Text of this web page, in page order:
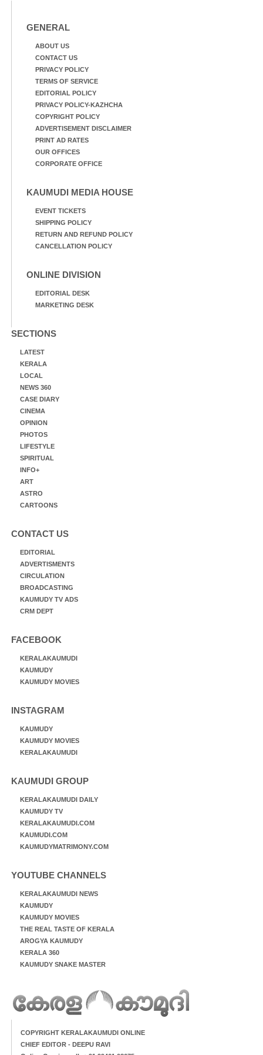
ട്രാക്കിന് കുറുകെ ഓടുന്ന
GENERAL
ABOUT US
CONTACT US
PRIVACY POLICY
TERMS OF SERVICE
EDITORIAL POLICY
PRIVACY POLICY-KAZHCHA
COPYRIGHT POLICY
ADVERTISEMENT DISCLAIMER
PRINT AD RATES
OUR OFFICES
CORPORATE OFFICE
KAUMUDI MEDIA HOUSE
EVENT TICKETS
SHIPPING POLICY
RETURN AND REFUND POLICY
CANCELLATION POLICY
ONLINE DIVISION
EDITORIAL DESK
MARKETING DESK
SECTIONS
LATEST
KERALA
LOCAL
NEWS 360
CASE DIARY
CINEMA
OPINION
PHOTOS
LIFESTYLE
SPIRITUAL
INFO+
ART
ASTRO
CARTOONS
CONTACT US
EDITORIAL
ADVERTISMENTS
CIRCULATION
BROADCASTING
KAUMUDY TV ADS
CRM DEPT
FACEBOOK
KERALAKAUMUDI
KAUMUDY
KAUMUDY MOVIES
INSTAGRAM
KAUMUDY
KAUMUDY MOVIES
KERALAKAUMUDI
KAUMUDI GROUP
KERALAKAUMUDI DAILY
KAUMUDY TV
KERALAKAUMUDI.COM
KAUMUDI.COM
KAUMUDYMATRIMONY.COM
YOUTUBE CHANNELS
KERALAKAUMUDI NEWS
KAUMUDY
KAUMUDY MOVIES
THE REAL TASTE OF KERALA
AROGYA KAUMUDY
KERALA 360
KAUMUDY SNAKE MASTER
COPYRIGHT KERALAKAUMUDI ONLINE
CHIEF EDITOR - DEEPU RAVI